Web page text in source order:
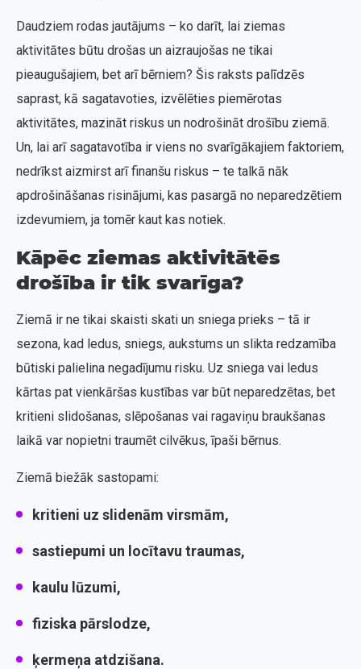
Daudziem rodas jautājums – ko darīt, lai ziemas
aktivitātes būtu drošas un aizraujošas ne tikai
pieaugušajiem, bet arī bērniem? Šis raksts palīdzēs
saprast, kā sagatavoties, izvēlēties piemērotas
aktivitātes, mazināt riskus un nodrošināt drošību ziemā.
Un, lai arī sagatavotība ir viens no svarīgākajiem faktoriem,
nedrīkst aizmirst arī finanšu riskus – te talkā nāk
apdrošināšanas risinājumi, kas pasargā no neparedzētiem
izdevumiem, ja tomēr kaut kas notiek.
Kāpēc ziemas aktivitātēs
drošība ir tik svarīga?
Ziemā ir ne tikai skaisti skati un sniega prieks – tā ir
sezona, kad ledus, sniegs, aukstums un slikta redzamība
būtiski palielina negadījumu risku. Uz sniega vai ledus
kārtas pat vienkāršas kustības var būt neparedzētas, bet
kritieni slidošanas, slēpošanas vai ragaviņu braukšanas
laikā var nopietni traumēt cilvēkus, īpaši bērnus.
Ziemā biežāk sastopami:
kritieni uz slidenām virsmām,
sastiepumi un locītavu traumas,
kaulu lūzumi,
fiziska pārslodze,
ķermeņa atdzišana.